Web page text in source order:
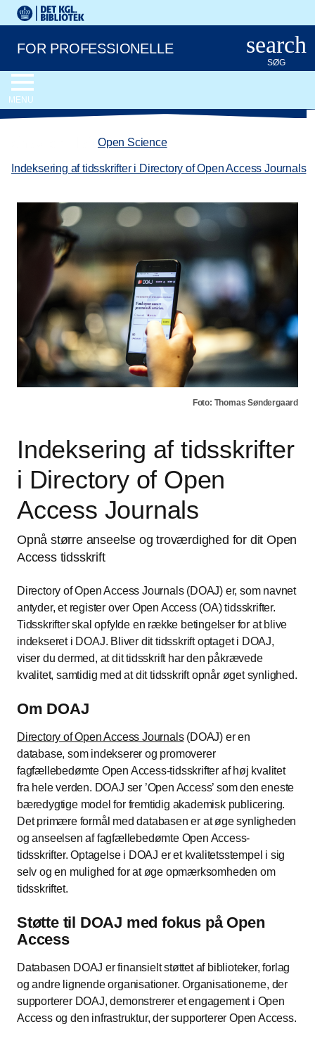
Gå til hovedindholdet
Change language to English
Det Kongelige Biblioteks logo. Gå til Det Kongelige
FOR PROFESSIONELLE search
SØG
MENU
Open Science/
Indeksering af tidsskrifter i Directory of Open Access Journals
Foto: Thomas Søndergaard
Indeksering af tidsskrifter
i Directory of Open
Access Journals
Opnå større anseelse og troværdighed for dit Open
Access tidsskrift
Directory of Open Access Journals (DOAJ) er, som navnet
antyder, et register over Open Access (OA) tidsskrifter.
Tidsskrifter skal opfylde en række betingelser for at blive
indekseret i DOAJ. Bliver dit tidsskrift optaget i DOAJ,
viser du dermed, at dit tidsskrift har den påkrævede
kvalitet, samtidig med at dit tidsskrift opnår øget synlighed.
Om DOAJ
Directory of Open Access Journals(DOAJ) er en
database, som indekserer og promoverer
fagfællebedømte Open Access-tidsskrifter af høj kvalitet
fra hele verden. DOAJ ser ’Open Access’ som den eneste
bæredygtige model for fremtidig akademisk publicering.
Det primære formål med databasen er at øge synligheden
og anseelsen af fagfællebedømte Open Access-
tidsskrifter. Optagelse i DOAJ er et kvalitetsstempel i sig
selv og en mulighed for at øge opmærksomheden om
tidsskriftet.
Støtte til DOAJ med fokus på Open
Access
Databasen DOAJ er finansielt støttet af biblioteker, forlag
og andre lignende organisationer. Organisationerne, der
supporterer DOAJ, demonstrerer et engagement i Open
Access og den infrastruktur, der supporterer Open Access.